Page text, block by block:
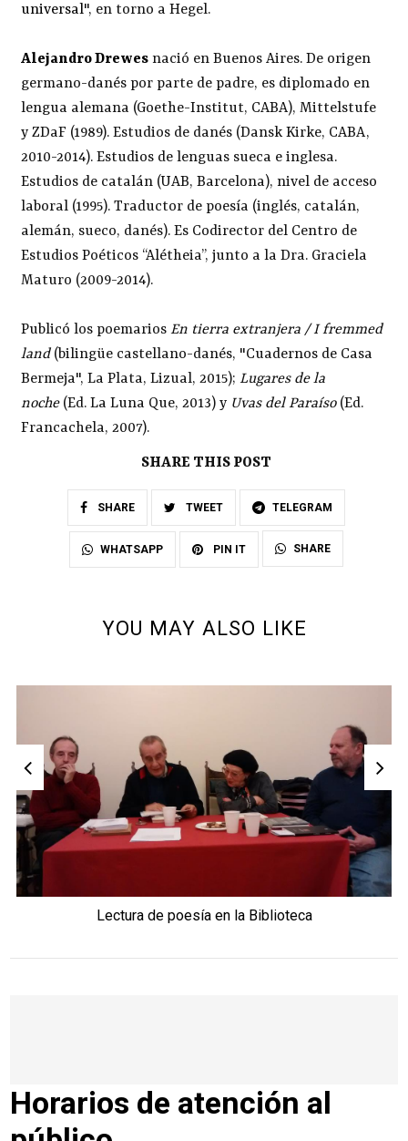
universal", en torno a Hegel.
Alejandro Drewes nació en Buenos Aires. De origen
germano-danés por parte de padre, es diplomado en
lengua alemana (Goethe-Institut, CABA), Mittelstufe
y ZDaF (1989). Estudios de danés (Dansk Kirke, CABA,
2010-2014). Estudios de lenguas sueca e inglesa.
Estudios de catalán (UAB, Barcelona), nivel de acceso
laboral (1995). Traductor de poesía (inglés, catalán,
alemán, sueco, danés). Es Codirector del Centro de
Estudios Poéticos “Alétheia”, junto a la Dra. Graciela
Maturo (2009-2014).
Publicó los poemariosEn tierra extranjera / I fremmed
land(bilingüe castellano-danés, "Cuadernos de Casa
Bermeja", La Plata, Lizual, 2015);Lugares de la
noche (Ed. La Luna Que, 2013) y Uvas del Paraíso (Ed.
Francachela, 2007).
SHARE THIS POST
SHARE TWEET TELEGRAM
WHATSAPP PIN IT SHARE
YOU MAY ALSO LIKE
Lectura de poesía en la Biblioteca
Horarios de atención al